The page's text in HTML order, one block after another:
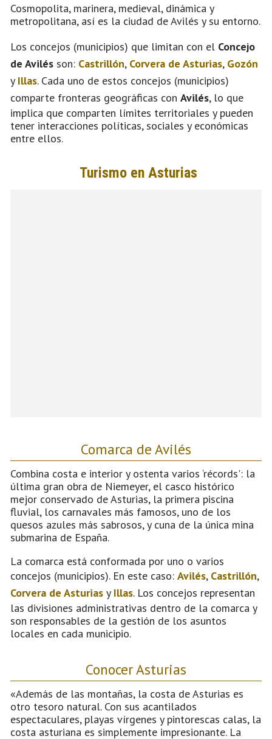
Cosmopolita, marinera, medieval, dinámica y
metropolitana, así es la ciudad de Avilés y su entorno.
Los concejos (municipios) que limitan con el Concejo
de Avilés son: Castrillón, Corvera de Asturias, Gozón
y Illas. Cada uno de estos concejos (municipios)
comparte fronteras geográficas con Avilés, lo que
implica que comparten límites territoriales y pueden
tener interacciones políticas, sociales y económicas
entre ellos.
Comarca de Avilés
Combina costa e interior y ostenta varios ‘récords': la
última gran obra de Niemeyer, el casco histórico
mejor conservado de Asturias, la primera piscina
fluvial, los carnavales más famosos, uno de los
quesos azules más sabrosos, y cuna de la única mina
submarina de España.
La comarca está conformada por uno o varios
concejos (municipios). En este caso: Avilés, Castrillón,
Corvera de Asturias y Illas. Los concejos representan
las divisiones administrativas dentro de la comarca y
son responsables de la gestión de los asuntos
locales en cada municipio.
Conocer Asturias
«Además de las montañas, la costa de Asturias es
otro tesoro natural. Con sus acantilados
espectaculares, playas vírgenes y pintorescas calas, la
costa asturiana es simplemente impresionante. La